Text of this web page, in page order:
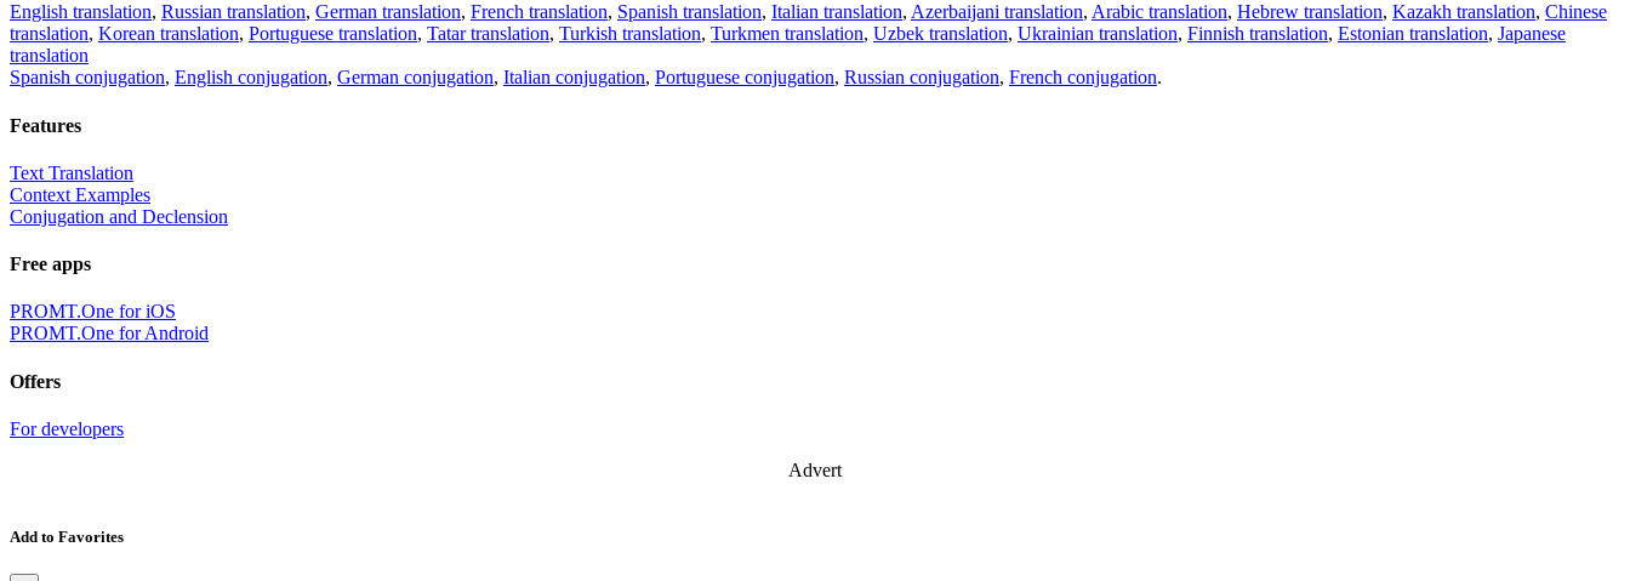
English translation, Russian translation, German translation, French translation, Spanish translation, Italian translation, Azerbaijani translation, Arabic translation, Hebrew translation, Kazakh translation, Chinese
translation, Korean translation, Portuguese translation, Tatar translation, Turkish translation, Turkmen translation, Uzbek translation, Ukrainian translation, Finnish translation, Estonian translation, Japanese
translation
Spanish conjugation, English conjugation, German conjugation, Italian conjugation, Portuguese conjugation, Russian conjugation, French conjugation.
Features
Text Translation
Context Examples
Conjugation and Declension
Free apps
PROMT.One for iOS
PROMT.One for Android
Offers
For developers
Advert
Add to Favorites